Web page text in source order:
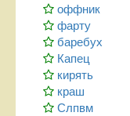
оффник
фарту
баребух
Капец
кирять
краш
Слпвм